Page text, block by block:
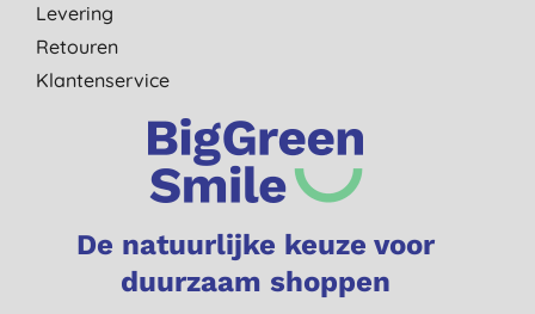
Levering
Retouren
Klantenservice
De natuurlijke keuze voor
duurzaam shoppen